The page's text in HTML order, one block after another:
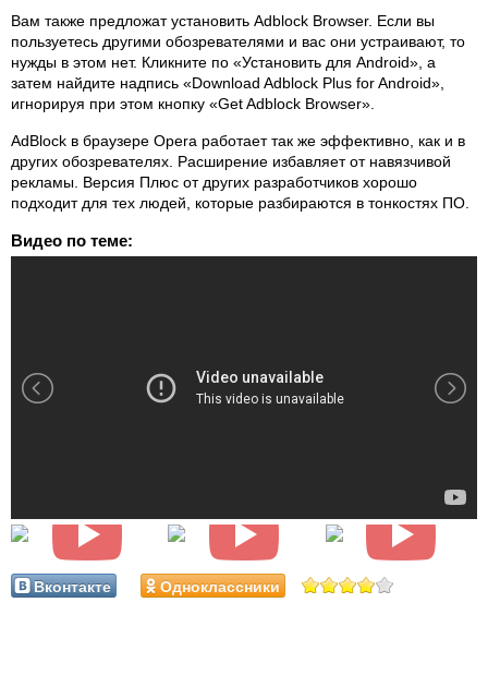
Вам также предложат установить Adblock Browser. Если вы
пользуетесь другими обозревателями и вас они устраивают, то
нужды в этом нет. Кликните по «Установить для Android», а
затем найдите надпись «Download Adblock Plus for Android»,
игнорируя при этом кнопку «Get Adblock Browser».
AdBlock в браузере Opera работает так же эффективно, как и в
других обозревателях. Расширение избавляет от навязчивой
рекламы. Версия Плюс от других разработчиков хорошо
подходит для тех людей, которые разбираются в тонкостях ПО.
Видео по теме:
Вконтакте Одноклассники